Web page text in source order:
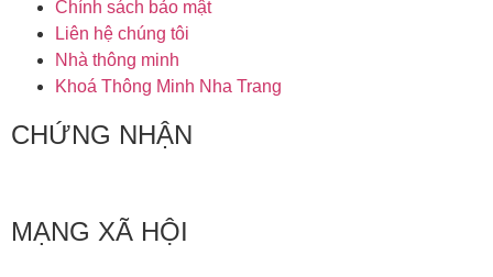
Chính sách bảo mật
Liên hệ chúng tôi
Nhà thông minh
Khoá Thông Minh Nha Trang
CHỨNG NHẬN
MẠNG XÃ HỘI